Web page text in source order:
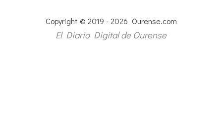
Copyright © 2019 - 2026 Ourense.com
El Diario Digital de Ourense